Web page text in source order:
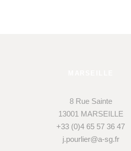
8 Rue Sainte
13001 MARSEILLE
+33 (0)4 65 57 36 47
j.pourlier@a-sg.fr